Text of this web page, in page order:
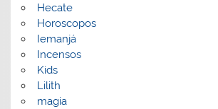
Hecate
Horoscopos
Iemanjá
Incensos
Kids
Lilith
magia